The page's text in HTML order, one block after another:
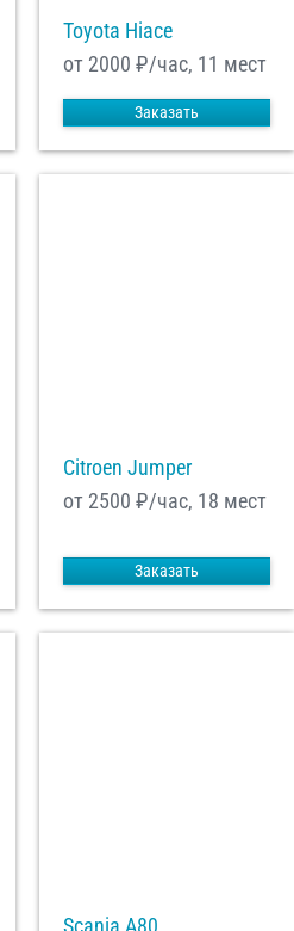
Toyota Hiace
от 2000 ₽/час, 11 мест
Заказать
Citroen Jumper
от 2500 ₽/час, 18 мест
Заказать
Scania A80